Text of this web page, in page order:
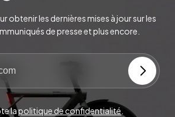
obtenir les dernières mises à jour sur les
de presse et plus encore.
lapolitique de confidentialité